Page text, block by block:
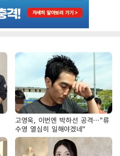
고영욱, 이번엔 박하선 공격…"류
수영 열심히 일해야겠네"